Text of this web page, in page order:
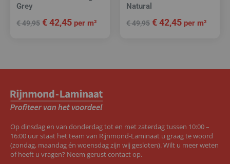
Grey
€49,95 €42,45 per m²
Natural
€49,95 €42,45 per m²
Op dinsdag en van donderdag tot en met zaterdag tussen 10:00 –
16:00 uur staat het team van Rijnmond-Laminaat u graag te woord
(zondag, maandag én woensdag zijn wij gesloten). Wilt u meer weten
of heeft u vragen? Neem gerust contact op.